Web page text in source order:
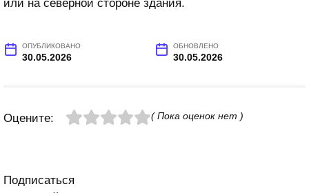
или на северной стороне здания.
ОПУБЛИКОВАНО
30.05.2026
ОБНОВЛЕНО
30.05.2026
Оцените: ( Пока оценок нет )
Подписаться